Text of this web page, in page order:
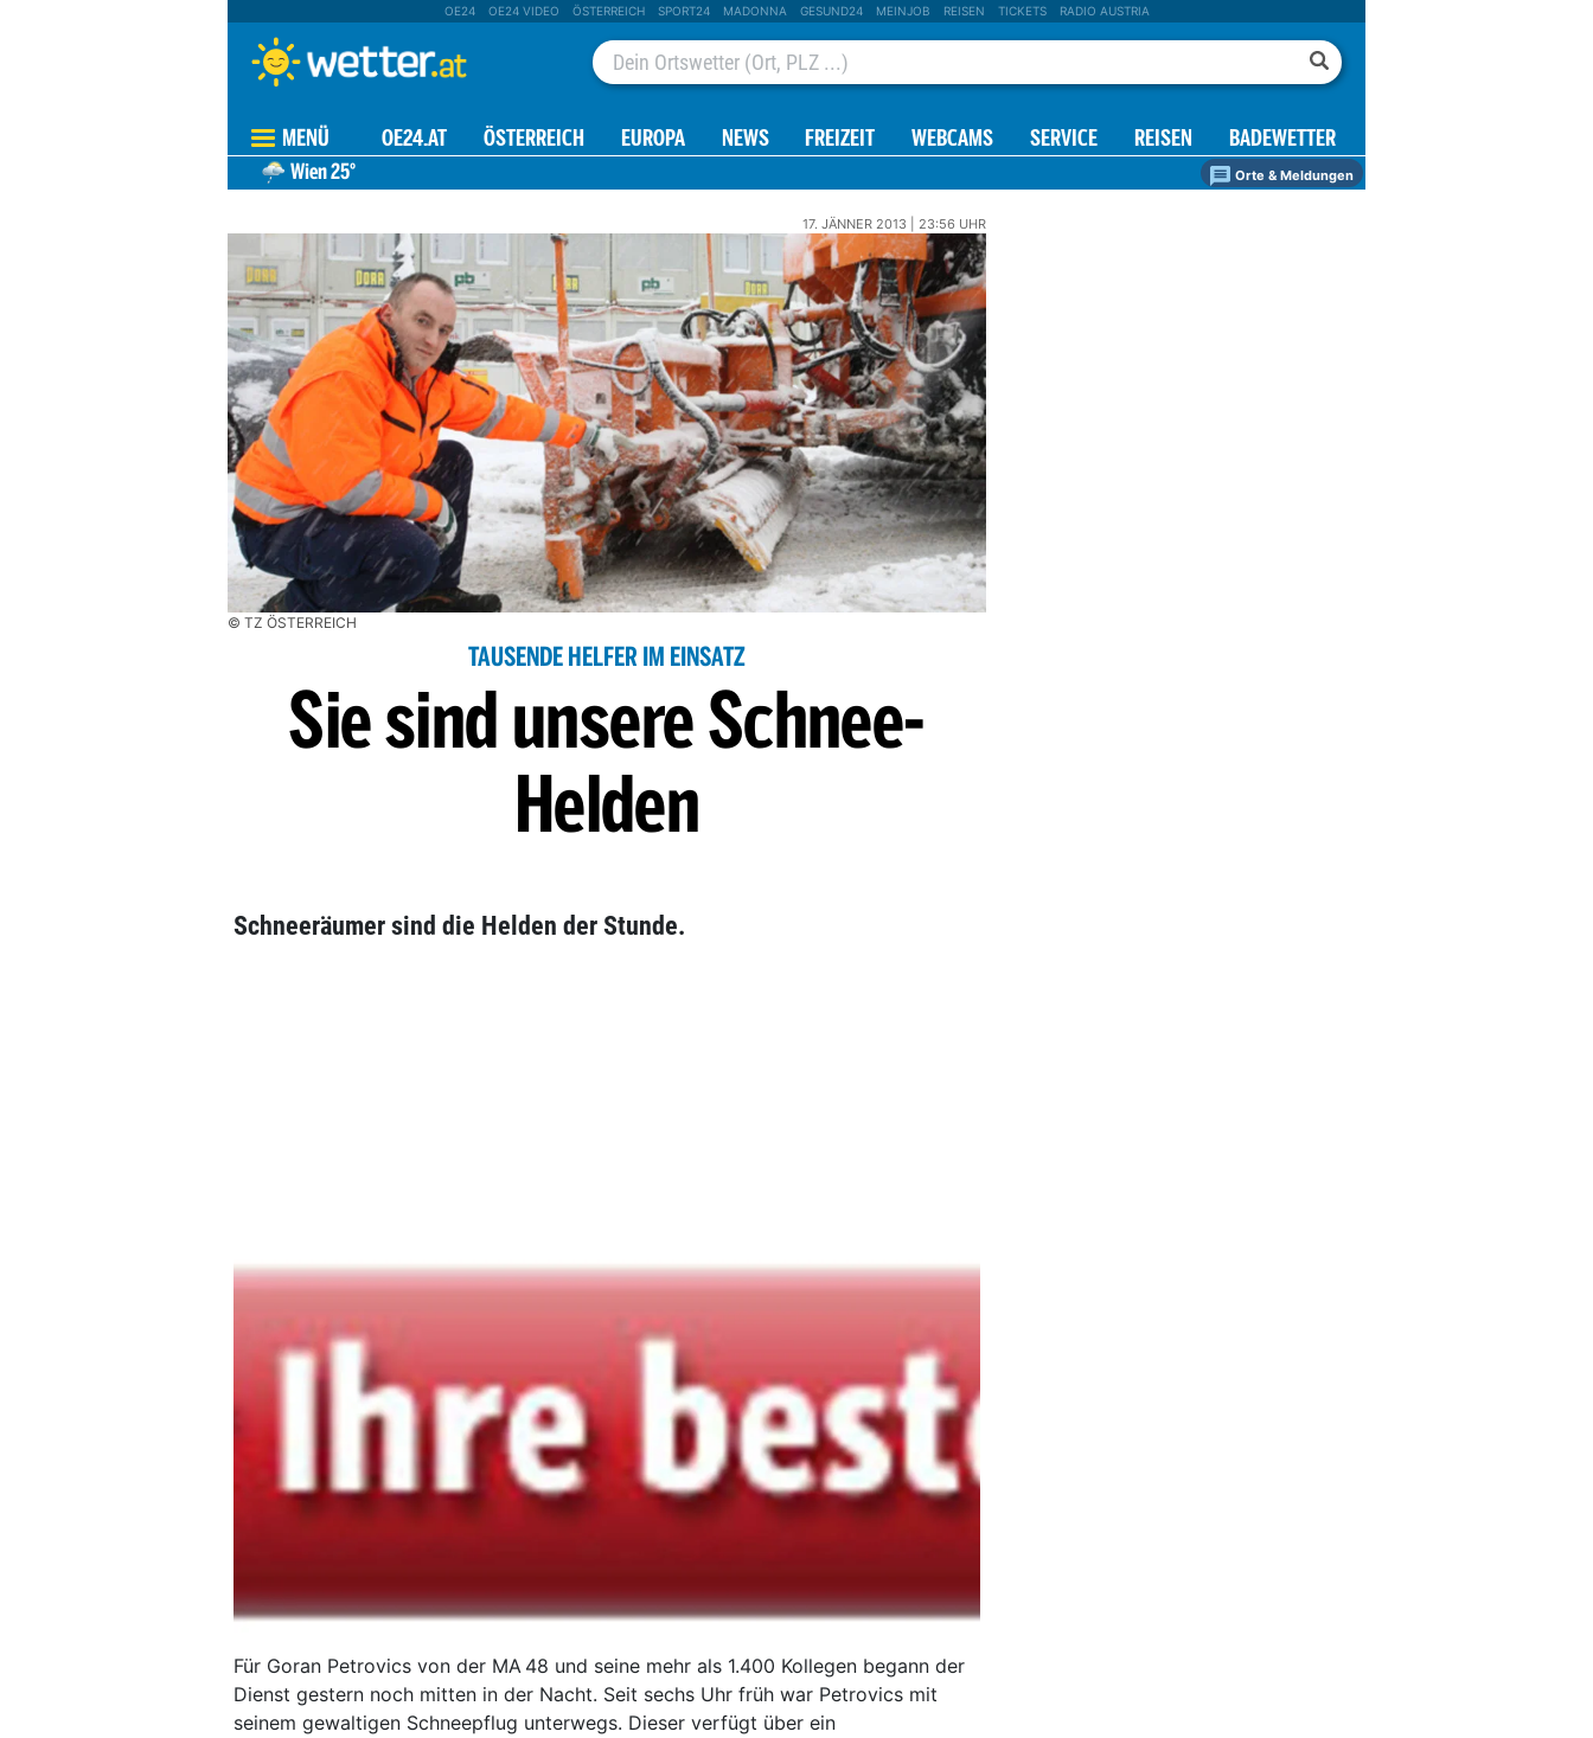
OE24 OE24 VIDEO ÖSTERREICH SPORT24 MADONNA GESUND24 MEINJOB REISEN TICKETS RADIO AUSTRIA
MENÜ OE24.AT ÖSTERREICH EUROPA NEWS FREIZEIT WEBCAMS SERVICE REISEN BADEWETTER
Wien25° Orte & Meldungen
17. JÄNNER 2013 | 23:56 UHR
© TZ ÖSTERREICH
TAUSENDE HELFER IM EINSATZ
Sie sind unsere Schnee-
Helden
Schneeräumer sind die Helden der Stunde.
Für Goran Petrovics von der MA 48 und seine mehr als 1.400 Kollegen begann der
Dienst gestern noch mitten in der Nacht. Seit sechs Uhr früh war Petrovics mit
seinem gewaltigen Schneepflug unterwegs. Dieser verfügt über ein